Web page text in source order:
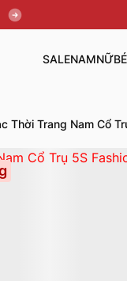
SALENAMNỮ
Thời Trang Nam Cổ